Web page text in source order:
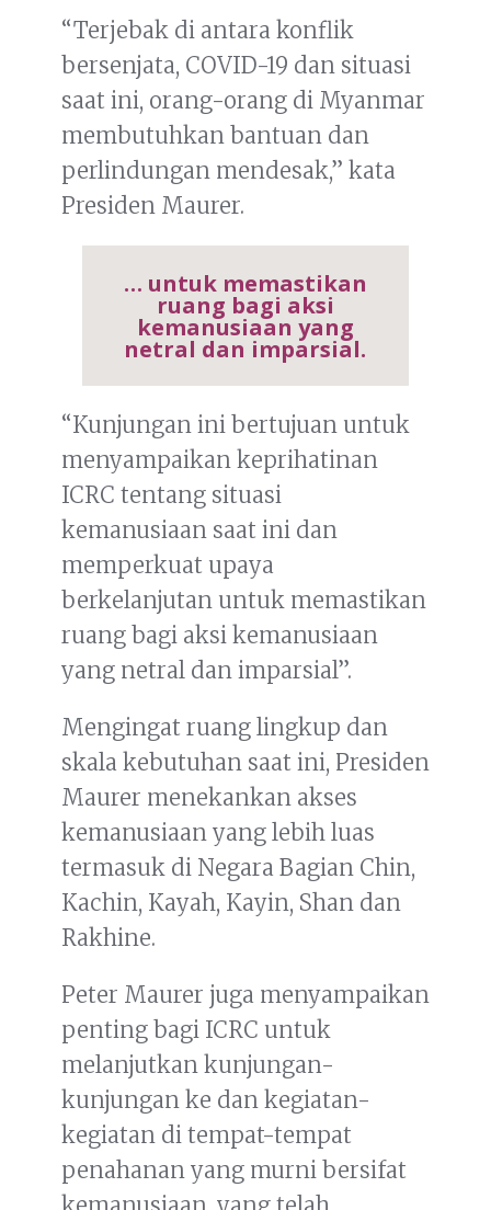
“Terjebak di antara konflik
bersenjata, COVID-19 dan situasi
saat ini, orang-orang di Myanmar
membutuhkan bantuan dan
perlindungan mendesak,” kata
Presiden Maurer.
… untuk memastikan
ruang bagi aksi
kemanusiaan yang
netral dan imparsial.
“Kunjungan ini bertujuan untuk
menyampaikan keprihatinan
ICRC tentang situasi
kemanusiaan saat ini dan
memperkuat upaya
berkelanjutan untuk memastikan
ruang bagi aksi kemanusiaan
yang netral dan imparsial”.
Mengingat ruang lingkup dan
skala kebutuhan saat ini, Presiden
Maurer menekankan akses
kemanusiaan yang lebih luas
termasuk di Negara Bagian Chin,
Kachin, Kayah, Kayin, Shan dan
Rakhine.
Peter Maurer juga menyampaikan
penting bagi ICRC untuk
melanjutkan kunjungan-
kunjungan ke dan kegiatan-
kegiatan di tempat-tempat
penahanan yang murni bersifat